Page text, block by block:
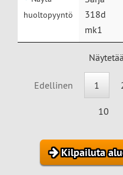
huoltopyyntö
318d
mk1
Edellinen 1
10
Kilpailuta